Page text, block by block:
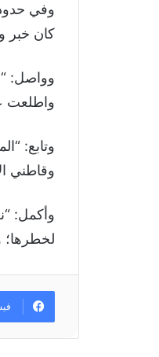
كان خبر
وواصل:
واطلعت
وتابع:
وقاطني
وأكمل:
لخطرها؛